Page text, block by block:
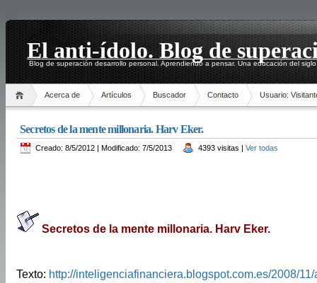
El anti-ídolo. Blog de
Blog de superación desarrollo personal. Aprendiendo a pensar. Una educación del
Acerca de Artículos Buscador Contacto Usuario:
Secretos de la mente millonaria. Harv Eker.
Creado: 8/5/2012 | Modificado: 7/5/2013 4393 visitas | Ver todas
Secretos de la mente millonaria. Harv Eker.
Texto: http://inteligenciafinanciera.blogspot.com.es/2008/